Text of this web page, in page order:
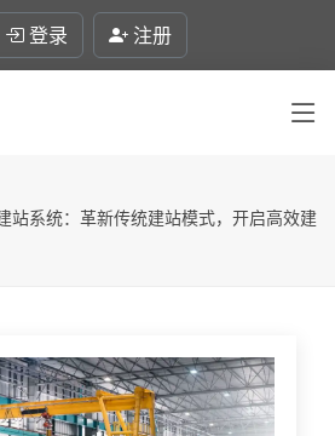
登录 注册
站系统：革新传统建站模式，开启高效建